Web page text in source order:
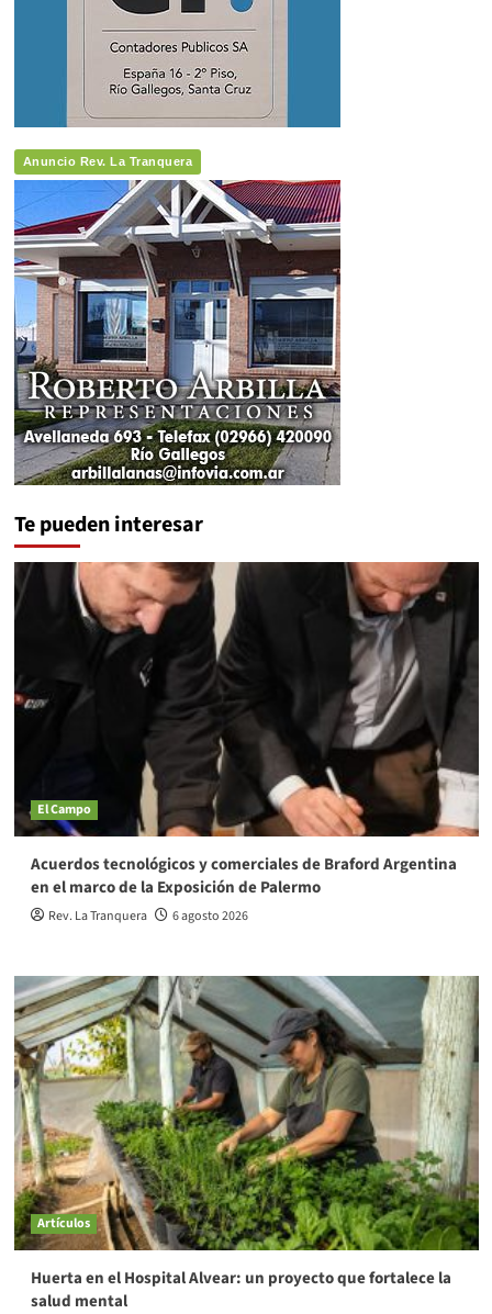
Anuncio Rev. La Tranquera
Te pueden interesar
El Campo
Acuerdos tecnológicos y comerciales de Braford Argentina
en el marco de la Exposición de Palermo
Rev. La Tranquera 6 agosto 2026
Artículos
Huerta en el Hospital Alvear: un proyecto que fortalece la
salud mental